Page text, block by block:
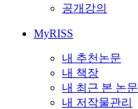
공개강의
MyRISS
내 추천논문
내 책장
내 최근 본 논문
내 저작물관리